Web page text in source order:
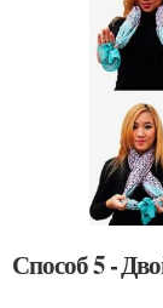
Способ 5 -